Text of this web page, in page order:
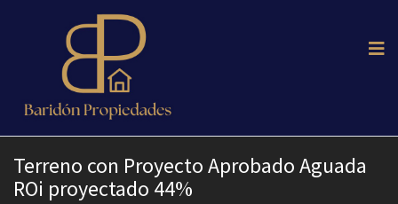
Terreno con Proyecto Aprobado Aguada
ROi proyectado 44%